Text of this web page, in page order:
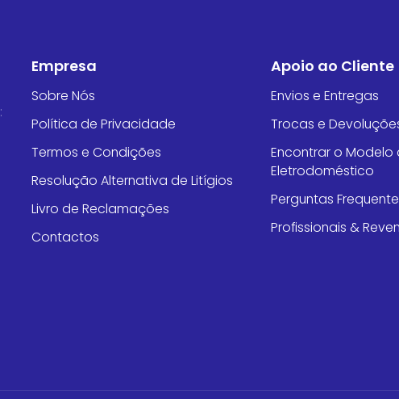
:
Empresa
Sobre Nós
Política de Privacidade
Termos e Condições
Resolução Alternativa de Litígios
Livro de Reclamações
Contactos
Apoio ao Cliente
Envios e Entregas
Trocas e
Encontrar o Modelo
Eletrodoméstico
Perguntas
Profissionais &